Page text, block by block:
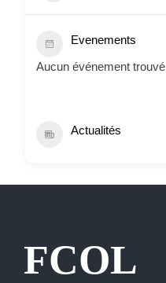
Evenements
Aucun événement trouvé
Actualités
FCOL